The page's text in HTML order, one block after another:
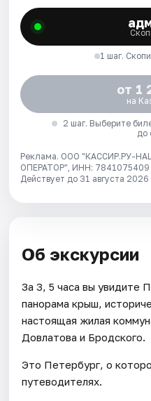
1 шаг.
от 1
на
2 шаг. Выберите
до
Реклама. ООО "КАССИР.РУ-
ОПЕРАТОР", ИНН: 7841075409
Действует до 31 августа 2026
Об экскурсии
За 3, 5 часа вы увидите
панорама крыш,
настоящая жилая
Довлатова и Бродского.
Это Петербург, о
путеводителях.